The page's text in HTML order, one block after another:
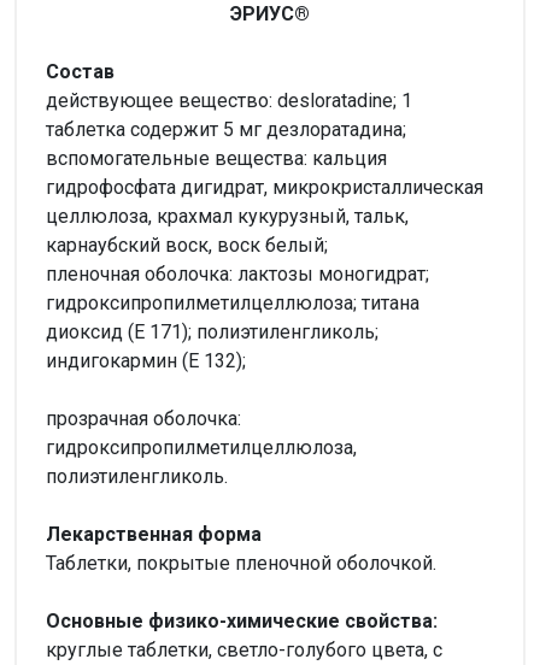
ЭРИУС®
Состав
действующее вещество: desloratadine; 1
таблетка содержит 5 мг дезлоратадина;
вспомогательные вещества: кальция
гидрофосфата дигидрат, микрокристаллическая
целлюлоза, крахмал кукурузный, тальк,
карнаубский воск, воск белый;
пленочная оболочка: лактозы моногидрат;
гидроксипропилметилцеллюлоза; титана
диоксид (Е 171); полиэтиленгликоль;
индигокармин (E 132);
прозрачная оболочка:
гидроксипропилметилцеллюлоза,
полиэтиленгликоль.
Лекарственная форма
Таблетки, покрытые пленочной оболочкой.
Основные физико-химические свойства:
круглые таблетки, светло-голубого цвета, с